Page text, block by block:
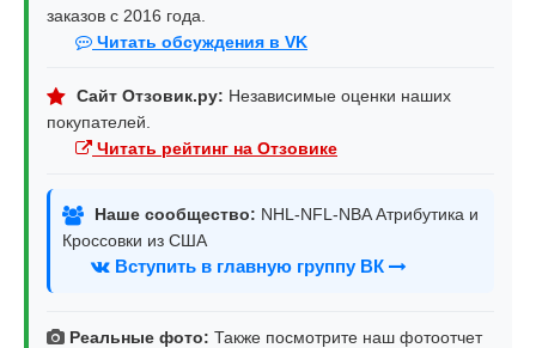
заказов с 2016 года.
Читать обсуждения в VK
Сайт Отзовик.ру: Независимые оценки наших
покупателей.
Читать рейтинг на Отзовике
Наше сообщество: NHL-NFL-NBA Атрибутика и
Кроссовки из США
Вступить в главную группу ВК
Реальные фото: Также посмотрите наш фотоотчет